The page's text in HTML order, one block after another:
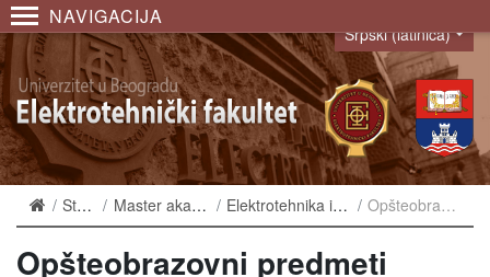
NAVIGACIJA
Language
Srpski (latinica)
Studiranje Master akademske studije Elektrotehnika i računarstvo 2019 Opšteobrazovni predmeti
Opšteobrazovni predmeti